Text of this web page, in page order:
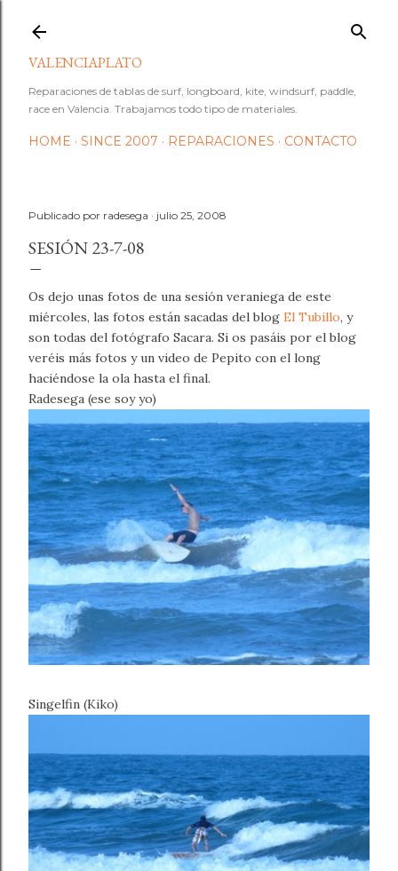
VALENCIAPLATO
Reparaciones de tablas de surf, longboard, kite, windsurf, paddle,
race en Valencia. Trabajamos todo tipo de materiales.
HOME SINCE 2007 REPARACIONES CONTACTO
Publicado por radesega julio 25, 2008
SESIÓN 23-7-08
Os dejo unas fotos de una sesión veraniega de este
miércoles, las fotos están sacadas del blog El Tubillo, y
son todas del fotógrafo Sacara. Si os pasáis por el blog
veréis más fotos y un video de Pepito con el long
haciéndose la ola hasta el final.
Radesega (ese soy yo)
Singelfin (Kiko)